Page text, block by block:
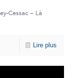
Cessac – Là
Lire plus